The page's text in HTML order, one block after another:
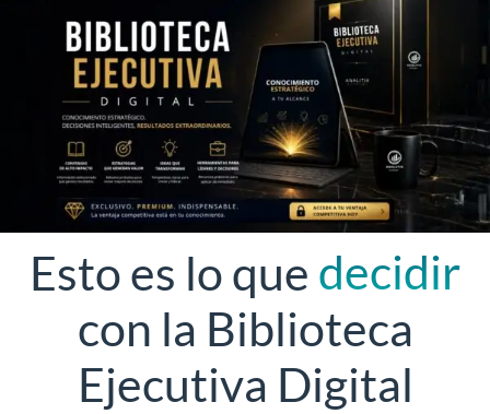
Esto es lo que decidir
con la Biblioteca
Ejecutiva Digital